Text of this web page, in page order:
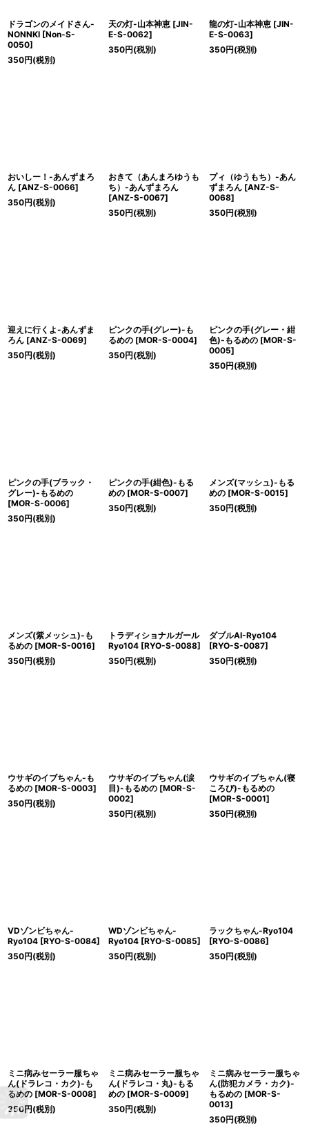
ドラゴンのメイドさん-
NONNKI [Non-S-
0050]
350円(税別)
天の灯-山本神恵 [JIN-
E-S-0062]
350円(税別)
龍の灯-山本神恵 [JIN-
E-S-0063]
350円(税別)
おいしー！-あんずまろ
ん [ANZ-S-0066]
350円(税別)
おきて（あんまろゆうも
ち）-あんずまろん
[ANZ-S-0067]
350円(税別)
プィ（ゆうもち）-あん
ずまろん [ANZ-S-
0068]
350円(税別)
迎えに行くよ-あんずま
ろん [ANZ-S-0069]
350円(税別)
ピンクの手(グレー)-も
るめの [MOR-S-0004]
350円(税別)
ピンクの手(グレー・紺
色)-もるめの [MOR-S-
0005]
350円(税別)
ピンクの手(ブラック・
グレー)-もるめの
[MOR-S-0006]
350円(税別)
ピンクの手(紺色)-もる
めの [MOR-S-0007]
350円(税別)
メンズ(マッシュ)-もる
めの [MOR-S-0015]
350円(税別)
メンズ(紫メッシュ)-も
るめの [MOR-S-0016]
350円(税別)
トラディショナルガール
Ryo104 [RYO-S-0088]
350円(税別)
ダブルAI-Ryo104
[RYO-S-0087]
350円(税別)
ウサギのイブちゃん-も
るめの [MOR-S-0003]
350円(税別)
ウサギのイブちゃん(涙
目)-もるめの [MOR-S-
0002]
350円(税別)
ウサギのイブちゃん(寝
ころび)-もるめの
[MOR-S-0001]
350円(税別)
VDゾンビちゃん-
Ryo104 [RYO-S-0084]
350円(税別)
WDゾンビちゃん-
Ryo104 [RYO-S-0085]
350円(税別)
ラックちゃん-Ryo104
[RYO-S-0086]
350円(税別)
ミニ病みセーラー服ちゃ
ん(ドラレコ・カク)-も
るめの [MOR-S-0008]
350円(税別)
ミニ病みセーラー服ちゃ
ん(ドラレコ・丸)-もる
めの [MOR-S-0009]
350円(税別)
ミニ病みセーラー服ちゃ
ん(防犯カメラ・カク)-
もるめの [MOR-S-
0013]
350円(税別)